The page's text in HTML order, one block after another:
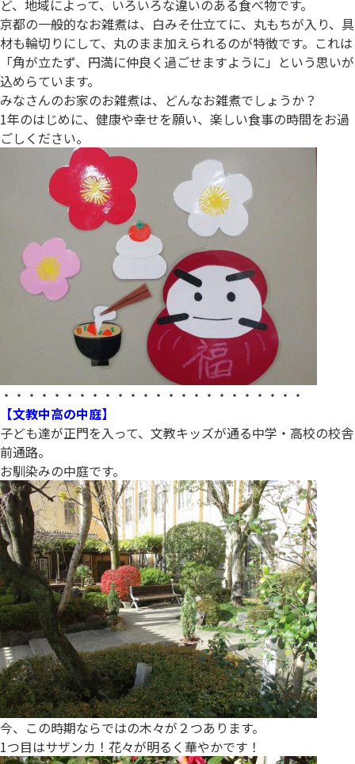
ど、地域によって、いろいろな違いのある食べ物です。
京都の一般的なお雑煮は、白みそ仕立てに、丸もちが入り、具
材も輪切りにして、丸のまま加えられるのが特徴です。これは
「角が立たず、円満に仲良く過ごせますように」という思いが
込めらています。
みなさんのお家のお雑煮は、どんなお雑煮でしょうか？
1年のはじめに、健康や幸せを願い、楽しい食事の時間をお過
ごしください。
・・・・・・・・・・・・・・・・・・・・・・・・
【文教中高の中庭】
子ども達が正門を入って、文教キッズが通る中学・高校の校舎
前通路。
お馴染みの中庭です。
今、この時期ならではの木々が２つあります。
1つ目はサザンカ！花々が明るく華やかです！